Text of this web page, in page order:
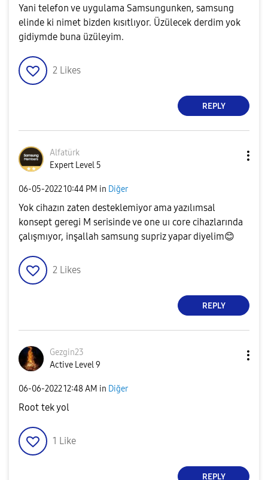
Yani telefon ve uygulama Samsungunken, samsung
elinde ki nimet bizden kısıtlıyor. Üzülecek derdim yok
gidiymde buna üzüleyim.
2 Likes
REPLY
Alfatürk
Expert Level 5
‎06-05-202210:44 PM in Diğer
Yok cihazın zaten desteklemiyor ama yazılımsal
konsept geregi M serisinde ve one uı core cihazlarında
çalışmıyor, inşallah samsung supriz yapar diyelim😊
2 Likes
REPLY
Gezgin23
Active Level 9
‎06-06-202212:48 AM in Diğer
Root tek yol
1 Like
REPLY